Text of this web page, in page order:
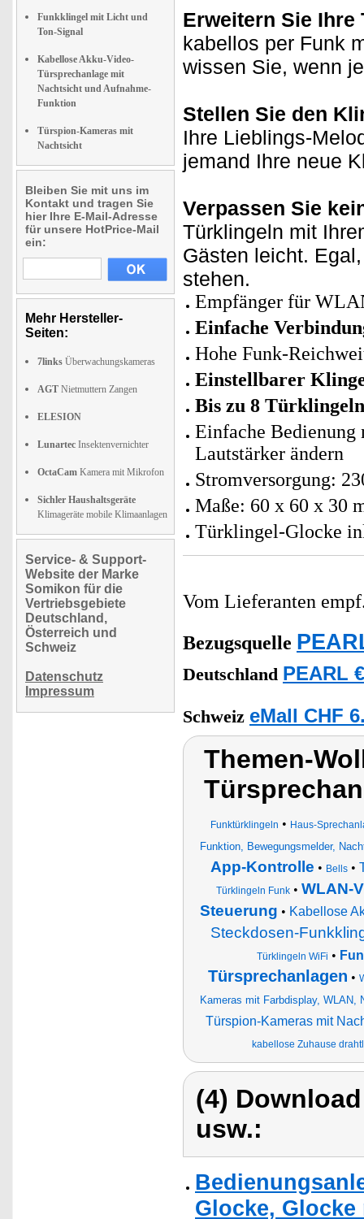
Funkklingel mit Licht und
Ton-Signal
Kabellose Akku-Video-
Türsprechanlage mit
Nachtsicht und Aufnahme-
Funktion
Türspion-Kameras mit
Nachtsicht
Bleiben Sie mit uns im
Kontakt und tragen Sie
hier Ihre E-Mail-Adresse
für unsere HotPrice-Mail
ein:
Mehr Hersteller-
Seiten:
7links Überwachungskameras
AGT Nietmuttern Zangen
ELESION
Lunartec Insektenvernichter
OctaCam Kamera mit Mikrofon
Sichler Haushaltsgeräte
Klimageräte mobile Klimaanlagen
Service- & Support-
Website der Marke
Somikon für die
Vertriebsgebiete
Deutschland,
Österreich und
Schweiz
Datenschutz
Impressum
Erweitern Sie Ihre
kabellos per Funk
wissen Sie, wenn
Stellen Sie den
Ihre Lieblings-
jemand Ihre neue
Verpassen Sie
Türklingeln mit
Gästen leicht.
stehen.
Empfänger für
Einfache
Hohe Funk-
Einstellbarer
Bis zu 8
Einfache Bedienung
Lautstärker ändern
Stromversorgung:
Maße: 60 x 60 x 30
Türklingel-Glocke
Vom Lieferanten
Bezugsquelle
Deutschland PEARL
Schweiz eMall CHF
Themen-
Funktürklingeln • Haus-
Funktion, Bewegungsmelder,
App-Kontrolle • Bells •
Türklingeln Funk• WLAN-
Steuerung • Kabellose
Steckdosen-
Türklingeln WiFi •
Türsprechanlagen •
Kameras mit Farbdisplay, WLAN,
Türspion-Kameras mit
kabellose Zuhause
(4)
usw.:
Glocke,